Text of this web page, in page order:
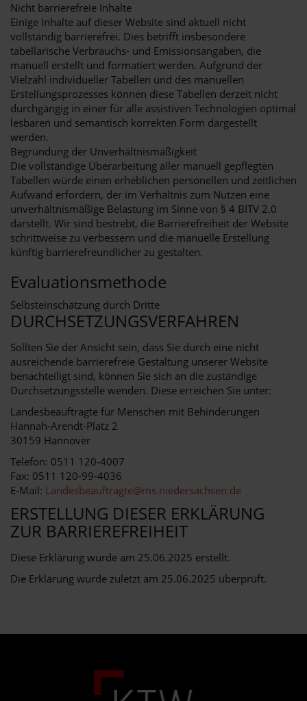
Nicht barrierefreie Inhalte
Einige Inhalte auf dieser Website sind aktuell nicht
vollständig barrierefrei. Dies betrifft insbesondere
tabellarische Verbrauchs- und Emissionsangaben, die
manuell erstellt und formatiert werden. Aufgrund der
Vielzahl individueller Tabellen und des manuellen
Erstellungsprozesses können diese Tabellen derzeit nicht
durchgängig in einer für alle assistiven Technologien optimal
lesbaren und semantisch korrekten Form dargestellt
werden.
Begründung der Unverhältnismäßigkeit
Die vollständige Überarbeitung aller manuell gepflegten
Tabellen würde einen erheblichen personellen und zeitlichen
Aufwand erfordern, der im Verhältnis zum Nutzen eine
unverhältnismäßige Belastung im Sinne von § 4 BITV 2.0
darstellt. Wir sind bestrebt, die Barrierefreiheit der Website
schrittweise zu verbessern und die manuelle Erstellung
künftig barrierefreundlicher zu gestalten.
Evaluationsmethode
Selbsteinschätzung durch Dritte
DURCHSETZUNGSVERFAHREN
Sollten Sie der Ansicht sein, dass Sie durch eine nicht
ausreichende barrierefreie Gestaltung unserer Website
benachteiligt sind, können Sie sich an die zuständige
Durchsetzungsstelle wenden. Diese erreichen Sie unter:
Landesbeauftragte für Menschen mit Behinderungen
Hannah-Arendt-Platz 2
30159 Hannover
Telefon: 0511 120-4007
Fax: 0511 120-99-4036
E-Mail: Landesbeauftragte@ms.niedersachsen.de
ERSTELLUNG DIESER ERKLÄRUNG
ZUR BARRIEREFREIHEIT
Diese Erklärung wurde am 25.06.2025 erstellt.
Die Erklärung wurde zuletzt am 25.06.2025 überprüft.